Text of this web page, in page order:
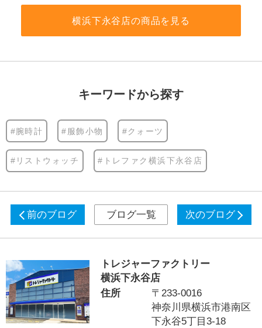
横浜下永谷店の商品を見る
キーワードから探す
#腕時計 #服飾小物 #クォーツ
#リストウォッチ #トレファク横浜下永谷店
前のブログ ブログ一覧 次のブログ
トレジャーファクトリー
横浜下永谷店
住所
〒233-0016
神奈川県横浜市港南区
下永谷5丁目3-18